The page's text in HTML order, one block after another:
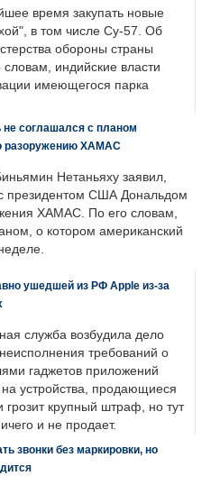
время закупать новые
в том числе Су-57. Об
обороны страны
индийские власти
имеющегося парка
не соглашался с планом
разоружению ХАМАС
Нетаньяху заявил,
с президентом США Дональдом
ХАМАС. По его словам,
о котором американский
ушедшей из РФ Apple из-за
служба возбудила дело
требований о
гаджетов приложений
устройства, продающиеся
крупный штраф, но тут
и не продает.
звонки без маркировки, но